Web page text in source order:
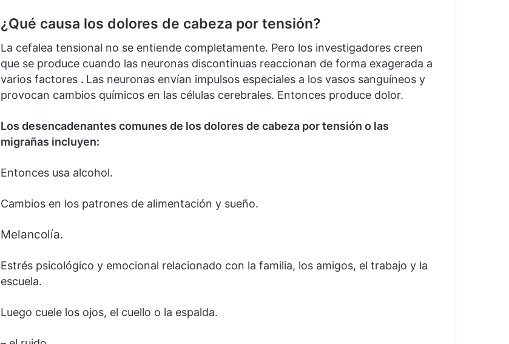
¿Qué causa los dolores de cabeza por tensión?
La cefalea tensional no se entiende completamente. Pero los investigadores creen
que se produce cuando las neuronas discontinuas reaccionan de forma exagerada a
varios factores . Las neuronas envían impulsos especiales a los vasos sanguíneos y
provocan cambios químicos en las células cerebrales. Entonces produce dolor.
Los desencadenantes comunes de los dolores de cabeza por tensión o las
migrañas incluyen:
Entonces usa alcohol.
Cambios en los patrones de alimentación y sueño.
Melancolía.
Estrés psicológico y emocional relacionado con la familia, los amigos, el trabajo y la
escuela.
Luego cuele los ojos, el cuello o la espalda.